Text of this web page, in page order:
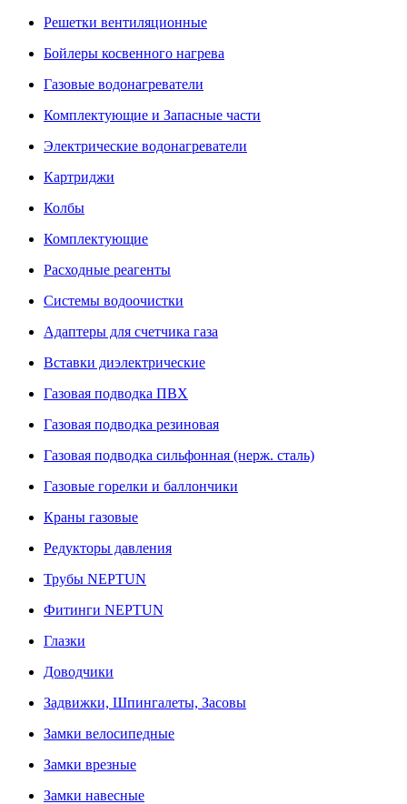
Решетки вентиляционные
Бойлеры косвенного нагрева
Газовые водонагреватели
Комплектующие и Запасные части
Электрические водонагреватели
Картриджи
Колбы
Комплектующие
Расходные реагенты
Системы водоочистки
Адаптеры для счетчика газа
Вставки диэлектрические
Газовая подводка ПВХ
Газовая подводка резиновая
Газовая подводка сильфонная (нерж. сталь)
Газовые горелки и баллончики
Краны газовые
Редукторы давления
Трубы NEPTUN
Фитинги NEPTUN
Глазки
Доводчики
Задвижки, Шпингалеты, Засовы
Замки велосипедные
Замки врезные
Замки навесные